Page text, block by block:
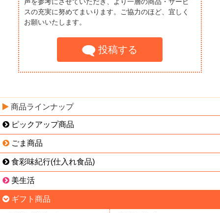
声を参考にさせていただき、より一層の商品・サービ
スの充実に努めてまいります。ご協力のほど、宜しく
お願いいたします。
投稿する
商品ラインナップ
ピックアップ商品
ごま商品
食彩味紀行(仕入れ食品)
美生活
ギフト商品